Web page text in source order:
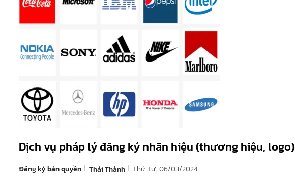
Dịch vụ pháp lý đăng ký nhãn hiệu (thương hiệu, logo)
Đăng ký bản quyền | Thái Thành | Thứ Tư, 06/03/2024